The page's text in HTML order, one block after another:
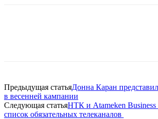
Предыдущая статьяДонна Каран
в весенней кампании
Следующая статьяНТК и Atameken Business
список обязательных телеканалов